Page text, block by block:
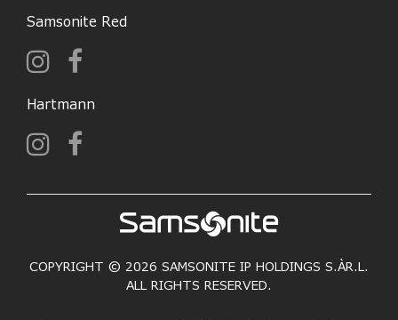
Samsonite Red
Hartmann
COPYRIGHT © 2026 SAMSONITE IP HOLDINGS S.ÀR.L.
ALL RIGHTS RESERVED.